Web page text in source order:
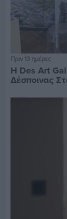
Πριν 13 ημέρες
Η Des Art
Δέσποινας